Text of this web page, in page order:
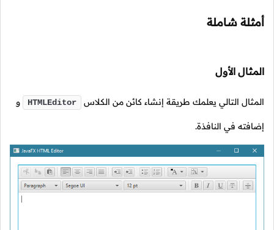
أمثلة شاملة
المثال الأول
المثال التالي يعلمك طريقة إنشاء كائن من الكلاس HTMLEditor و
إضافته في النافذة.